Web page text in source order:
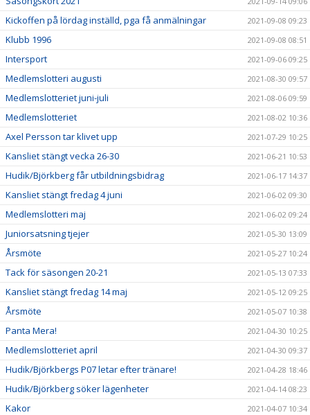
Kickoffen på lördag inställd, pga få anmälningar 2021-09-08 09:23
Klubb 1996 2021-09-08 08:51
Intersport 2021-09-06 09:25
Medlemslotteri augusti 2021-08-30 09:57
Medlemslotteriet juni-juli 2021-08-06 09:59
Medlemslotteriet 2021-08-02 10:36
Axel Persson tar klivet upp 2021-07-29 10:25
Kansliet stängt vecka 26-30 2021-06-21 10:53
Hudik/Björkberg får utbildningsbidrag 2021-06-17 14:37
Kansliet stängt fredag 4 juni 2021-06-02 09:30
Medlemslotteri maj 2021-06-02 09:24
Juniorsatsning tjejer 2021-05-30 13:09
Årsmöte 2021-05-27 10:24
Tack för säsongen 20-21 2021-05-13 07:33
Kansliet stängt fredag 14 maj 2021-05-12 09:25
Årsmöte 2021-05-07 10:38
Panta Mera! 2021-04-30 10:25
Medlemslotteriet april 2021-04-30 09:37
Hudik/Björkbergs P07 letar efter tränare! 2021-04-28 18:46
Hudik/Björkberg söker lägenheter 2021-04-14 08:23
Kakor 2021-04-07 10:34